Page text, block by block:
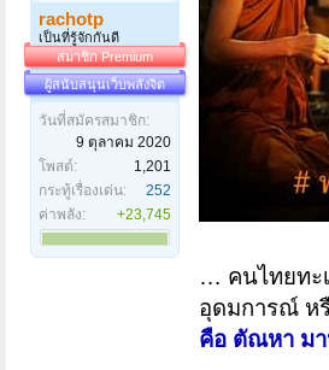
rachotp
เป็นที่รู้จักกันดี
สมาชิก Premium
ผู้สนับสนุนเว็บพลังจิต
วันที่สมัครสมาชิก:
9 ตุลาคม 2020
โพสต์:
1,201
กระทู้เรื่องเด่น:
252
ค่าพลัง:
+23,745
… คนไทยทะ
อุดมการณ์ ห
คือ ตัณหา ม